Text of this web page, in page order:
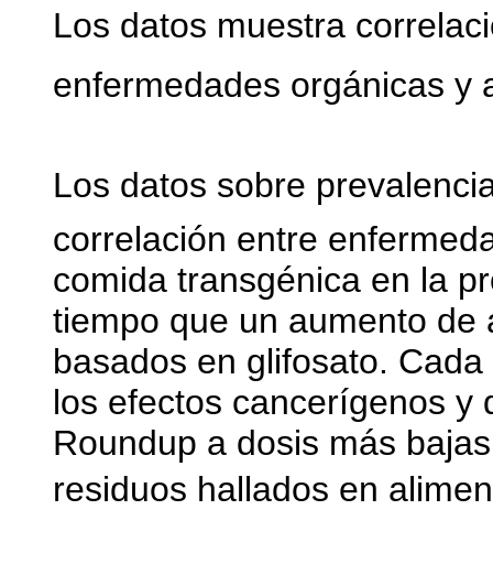
Los datos muestra
enfermedades orgánicas y
Los datos sobre
correlación entre
comida transgénica en la
tiempo que un aumento
basados en glifosato.
los efectos cancerígenos y
Roundup a dosis más
residuos hallados en